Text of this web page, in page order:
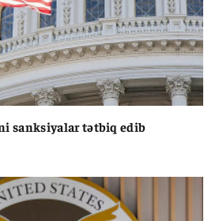
sanksiyalar tətbiq edib